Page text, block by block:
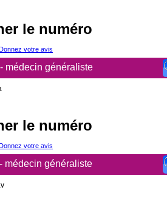
le numéro
votre avis
- médecin généraliste
le numéro
votre avis
- médecin généraliste